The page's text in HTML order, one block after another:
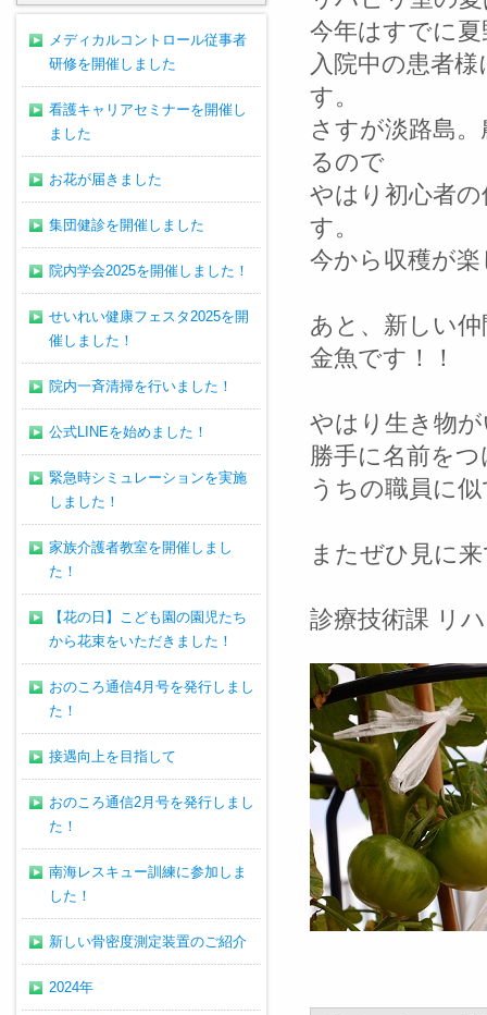
今年はすでに
入院中の患者
す。
さすが淡路島
るので
やはり初心者
す。
今から収穫が
あと、新しい
金魚です！！
やはり生き物
勝手に名前を
うちの職員に
またぜひ見に
診療技術課 リ
メディカルコントロール従事者
研修を開催しました
看護キャリアセミナーを開催し
ました
お花が届きました
集団健診を開催しました
院内学会2025を開催しました！
せいれい健康フェスタ2025を開
催しました！
院内一斉清掃を行いました！
公式LINEを始めました！
緊急時シミュレーションを実施
しました！
家族介護者教室を開催しまし
た！
【花の日】こども園の園児たち
から花束をいただきました！
おのころ通信4月号を発行しまし
た！
接遇向上を目指して
おのころ通信2月号を発行しまし
た！
南海レスキュー訓練に参加しま
した！
新しい骨密度測定装置のご紹介
2024年